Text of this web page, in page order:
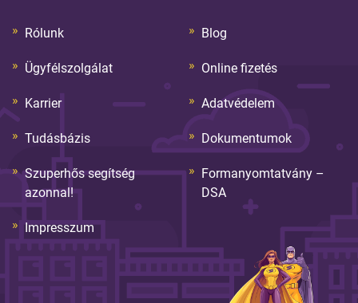
Rólunk Blog
Ügyfélszolgálat Online fizetés
Karrier Adatvédelem
Tudásbázis Dokumentumok
Szuperhős segítség
azonnal!
Formanyomtatvány –
DSA
Impresszum